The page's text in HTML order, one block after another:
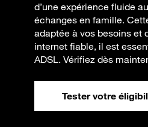
d’une expérience fluide
échanges en famille.
adaptée à vos besoins et
internet fiable, il est
ADSL. Vérifiez dès
Tester votre